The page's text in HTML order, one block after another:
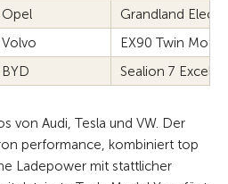
Opel
Grandland
Volvo
EX90 Twin Motor
BYD
Sealion 7
von Audi, Tesla und VW. Der
performance, kombiniert top
Ladepower mit stattlicher